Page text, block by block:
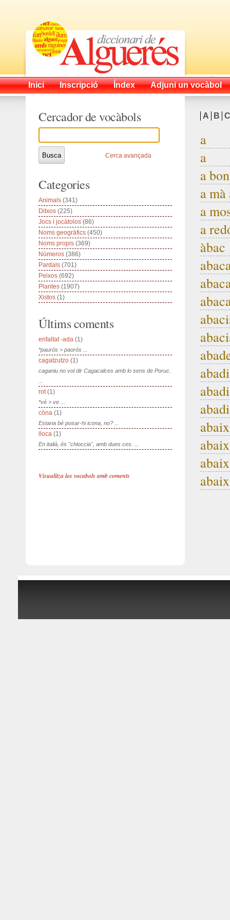
Inici Inscripció Índex Adjuni un vocàbol
A B C
a
a
a
a mà
a
a
àbac
Cercador de vocàbols
Cerca avançada
Categories
Animals (341)
Ditxos (225)
Jocs i jocàtolos (86)
Noms geogràfics (450)
Noms propis (369)
Números (386)
Pardals (701)
Peixos (692)
Plantes (1907)
Xistos (1)
Últims coments
enfaltat -ada (1)
*paurós > paorós ...
cagatzutzo (1)
caganiu no vol dir Cagacalces amb lo sens de Poruc.
rot(1)
*vé > ve ...
còna (1)
Estaria bé posar-hi icona, no? ...
lloca (1)
En italià, és "chioccia", amb dues ces. ...
Visualitza los vocabols amb coments